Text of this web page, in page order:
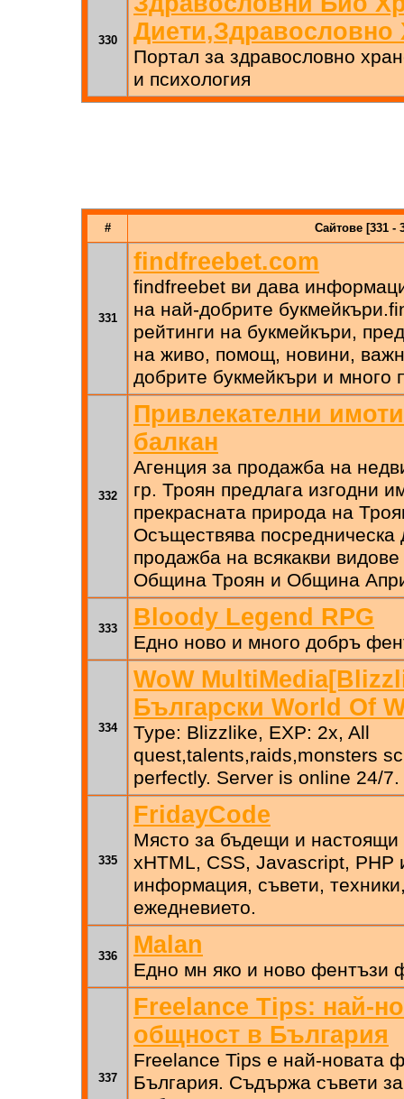
330
Диети,Здравословно
Портал за здравословно
и психология
# Сайтове [331 -
331
findfreebet.com
findfreebet ви дава
на най-добрите
рейтинги на букмейкъри,
на живо, помощ, новини,
добрите букмейкъри и много
332
Привлекателни
балкан
Агенция за продажба на
гр. Троян предлага изгодни
прекрасната природа на
Осъществява посредническа
продажба на всякакви
Община Троян и Община
333 Bloody Legend RPG
Едно ново и много добръ
334
WoW
Български World Of
Type: Blizzlike, EXP: 2x, All
quest,talents,raids,monsters
perfectly. Server is online 24/7.
335
FridayCode
Място за бъдещи и настоящи
xHTML, CSS, Javascript, PHP
информация, съвети,
ежедневието.
336 Malan
Едно мн яко и ново фентъзи
337
Freelance Tips: най-
общност в България
Freelance Tips е най-новата
България. Съдържа съвети